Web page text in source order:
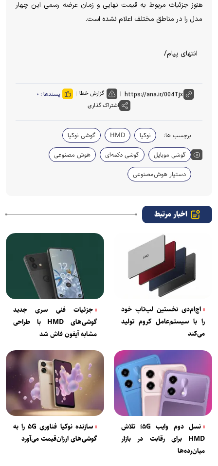
هنوز جزئیات مربوط به قیمت نهایی و زمان عرضه رسمی این چهار
مدل را در مناطق مختلف اعلام نشده است.
انتهای پیام/
گزارش خطا پسندها : ۰
اشتراک گذاری
برچسب ها: نوکیا HMD
گوشی نوکیا
گوشی موبایل
گوشی دکمه‌ای
هوش مصنوعی
دستیار هوش‌مصنوعی
اخبار مرتبط
اچ‌ام‌دی نخستین لپ‌تاپ خود
را با سیستم‌عامل کروم تولید
می‌کند
جزئیات فنی سری جدید
گوشی‌های HMD با طراحی
مشابه آیفون فاش شد
نسل دوم وایب ۵G؛ تلاش
HMD برای رقابت در بازار
میان‌رده‌ها
سازنده نوکیا فناوری ۵G را به
گوشی‌های ارزان‌قیمت می‌آورد